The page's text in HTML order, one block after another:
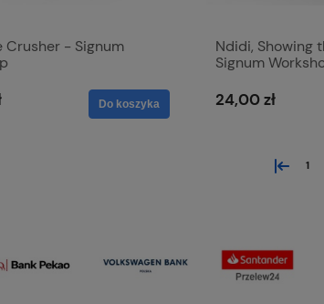
Crusher - Signum
Do koszyka
Ndidi, Showing
Signum
24,00 zł
« 1